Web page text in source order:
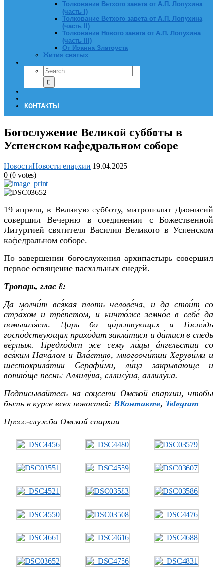
Толкование Ветхого завета от А.П. Лопухина
(часть I)
Толкование Ветхого завета от А.П. Лопухина
(часть II)
Толкование Нового завета от А.П. Лопухина
(часть III)
От Иоанна Златоуста
Жития святых
КОНТАКТЫ
Богослужение Великой субботы в
Успенском кафедральном соборе
НовостиНовости епархии 19.04.2025
0 (0 votes)
19 апреля, в Великую субботу, митрополит Дионисий
совершил Вечерню в соединении с Божественной
Литургией святителя Василия Великого в Успенском
кафедральном соборе.
По завершении богослужения архипастырь совершил
первое освящение пасхальных снедей.
Тропарь, глас 8:
Да молчи́т вся́кая плоть челове́ча, и да стои́т со
стра́хом и тре́петом, и ничто́же земно́е в себе́ да
помышля́ет: Царь бо ца́рствующих и Госпо́дь
госпо́дствующих прихо́дит закла́тися и да́тися в снедь
ве́рным. Предхо́дят же сему ли́цы áнгельстии со
вся́ким Нача́лом и Вла́стию, многоочи́тии Херуви́ми и
шестокрила́тии Серафи́ми, ли́ца закрыва́юще и
вопию́ще песнь: Аллилу́иа, аллилу́иа, аллилу́иа.
Подписывайтесь на соцсети Омскойепархии, чтобы
быть в курсе всех новостей: ВКонтакте, Telegram
Пресс-служба Омской епархии